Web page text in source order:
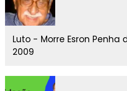
Luto - Morre Esron Penha
2009